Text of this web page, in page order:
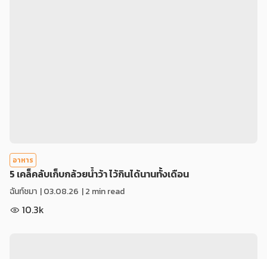
อาหาร
5 เคล็คลับเก็บกล้วยน้ำว้า ไว้กินได้นานทั้งเดือน
ฉันท์ชมา |03.08.26 | 2 min read
10.3k